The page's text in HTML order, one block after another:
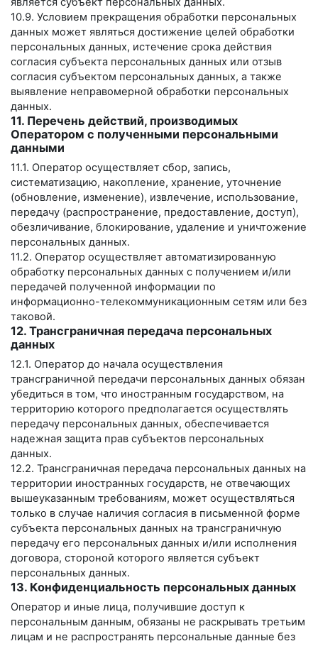
10.9. Условием прекращения обработки персональных
данных может являться достижение целей обработки
персональных данных, истечение срока действия
согласия субъекта персональных данных или отзыв
согласия субъектом персональных данных, а также
выявление неправомерной обработки персональных
данных.
11. Перечень действий, производимых
Оператором с полученными персональными
данными
11.1. Оператор осуществляет сбор, запись,
систематизацию, накопление, хранение, уточнение
(обновление, изменение), извлечение, использование,
передачу (распространение, предоставление, доступ),
обезличивание, блокирование, удаление и уничтожение
персональных данных.
11.2. Оператор осуществляет автоматизированную
обработку персональных данных с получением и/или
передачей полученной информации по
информационно-телекоммуникационным сетям или без
таковой.
12. Трансграничная передача персональных
данных
12.1. Оператор до начала осуществления
трансграничной передачи персональных данных обязан
убедиться в том, что иностранным государством, на
территорию которого предполагается осуществлять
передачу персональных данных, обеспечивается
надежная защита прав субъектов персональных
данных.
12.2. Трансграничная передача персональных данных на
территории иностранных государств, не отвечающих
вышеуказанным требованиям, может осуществляться
только в случае наличия согласия в письменной форме
субъекта персональных данных на трансграничную
передачу его персональных данных и/или исполнения
договора, стороной которого является субъект
персональных данных.
13. Конфиденциальность персональных данных
Оператор и иные лица, получившие доступ к
персональным данным, обязаны не раскрывать третьим
лицам и не распространять персональные данные без